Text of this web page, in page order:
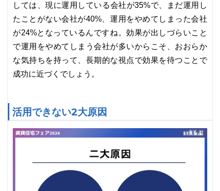
しては、現に運用している会社が35%で、まだ運用し
たことがない会社が40%、運用をやめてしまった会社
が24%となっているんですね。効果が出しづらいこと
で運用をやめてしまう会社が多いからこそ、おおらか
な気持ちを持って、長期的な視点で効果を待つことで
成功に近づくでしょう。
活用できない2大原因